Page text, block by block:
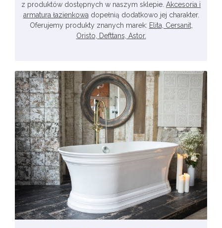
z produktów dostępnych w naszym sklepie. Akcesoria i
armatura łazienkowadopełnią dodatkowo jej charakter.
Oferujemy produkty znanych marek: Elita, Cersanit,
Oristo, Defttans, Astor.